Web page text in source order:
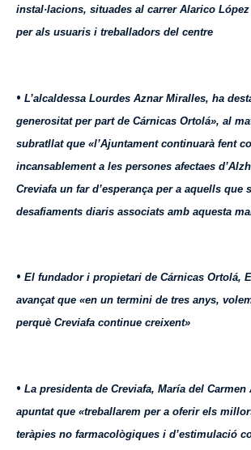
instal·lacions, situades al carrer Alarico
per als usuaris i treballadors del centre
• L’alcaldessa Lourdes Aznar Miralles, ha
generositat per part de Cárnicas Ortolá», al
subratllat que «l’Ajuntament continuarà fent
incansablement a les persones afectaes
Creviafa un far d’esperança per a aquells que
desafiaments diaris associats amb aquesta
• El fundador i propietari de Cárnicas Ortolá,
avançat que «en un termini de tres anys,
perquè Creviafa continue creixent»
• La presidenta de Creviafa, María del Carmen
apuntat que «treballarem per a oferir els
teràpies no farmacològiques i d’estimulació